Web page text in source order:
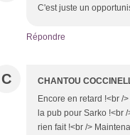
C'est juste un
Répondre
C CHANTOU
Encore en retard !<br /
la pub pour Sarko !<br
rien fait !<br />